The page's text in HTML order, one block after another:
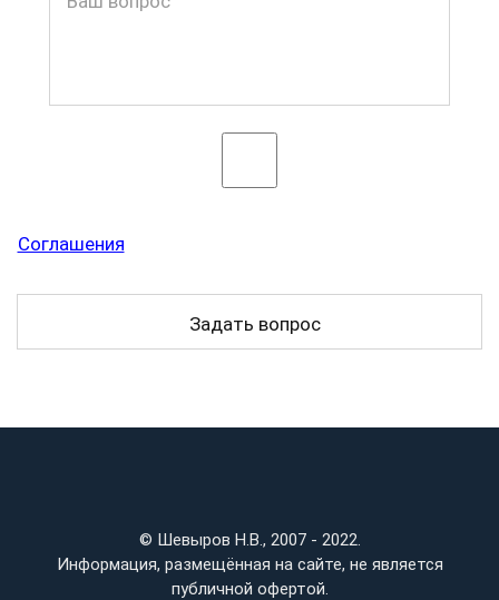
Соглашения
© Шевыров Н.В., 2007 - 2022.
Информация, размещённая на сайте, не является
публичной офертой.